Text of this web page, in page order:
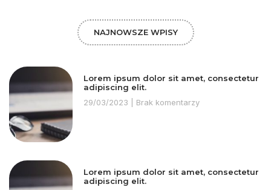
NAJNOWSZE WPISY
Lorem ipsum dolor sit amet, consectetur
adipiscing elit.
29/03/2023
Brak komentarzy
Lorem ipsum dolor sit amet, consectetur
adipiscing elit.